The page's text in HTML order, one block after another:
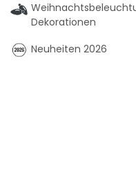
Dekorationen
Neuheiten 2026